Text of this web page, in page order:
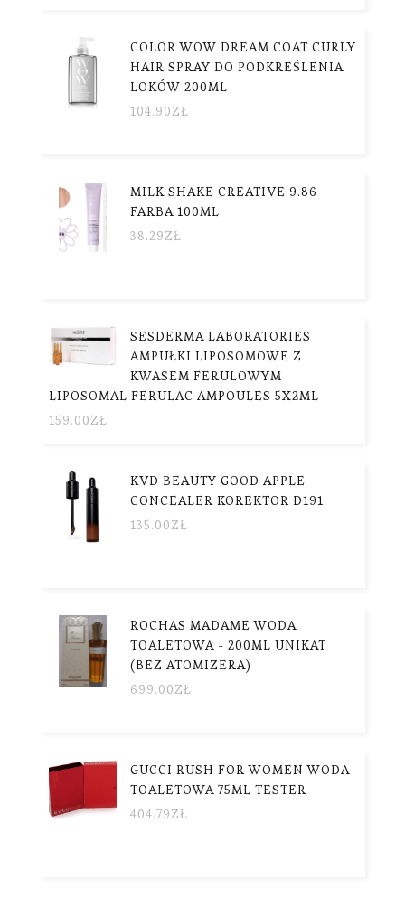
COLOR WOW DREAM COAT CURLY
HAIR SPRAY DO PODKREŚLENIA
LOKÓW 200ML
104.90ZŁ
MILK SHAKE CREATIVE 9.86
FARBA 100ML
38.29ZŁ
SESDERMA LABORATORIES
AMPUŁKI LIPOSOMOWE Z
KWASEM FERULOWYM
LIPOSOMAL FERULAC AMPOULES 5X2ML
159.00ZŁ
KVD BEAUTY GOOD APPLE
CONCEALER KOREKTOR D191
135.00ZŁ
ROCHAS MADAME WODA
TOALETOWA - 200ML UNIKAT
(BEZ ATOMIZERA)
699.00ZŁ
GUCCI RUSH FOR WOMEN WODA
TOALETOWA 75ML TESTER
404.79ZŁ